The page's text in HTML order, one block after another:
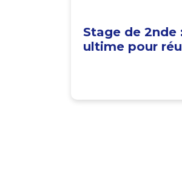
Stage de 2nde
ultime pour